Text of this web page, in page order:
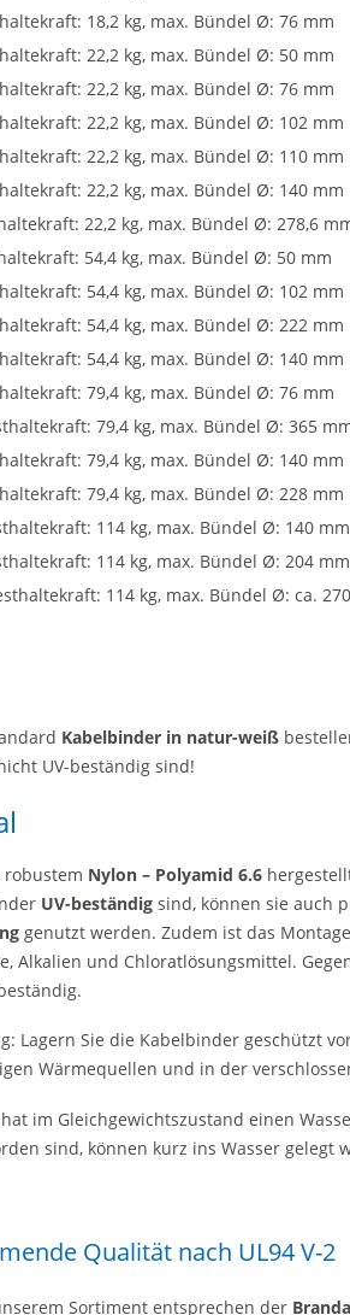
18,2 kg, max. Bündel Ø: 76 mm
22,2 kg, max. Bündel Ø: 50 mm
22,2 kg, max. Bündel Ø: 76 mm
22,2 kg, max. Bündel Ø: 102 mm
22,2 kg, max. Bündel Ø: 110 mm
22,2 kg, max. Bündel Ø: 140 mm
22,2 kg, max. Bündel Ø: 278,6
54,4 kg, max. Bündel Ø: 50 mm
54,4 kg, max. Bündel Ø: 102 mm
54,4 kg, max. Bündel Ø: 222 mm
54,4 kg, max. Bündel Ø: 140 mm
79,4 kg, max. Bündel Ø: 76 mm
79,4 kg, max. Bündel Ø: 365
79,4 kg, max. Bündel Ø: 140 mm
79,4 kg, max. Bündel Ø: 228 mm
114 kg, max. Bündel Ø: 140 mm
114 kg, max. Bündel Ø: 204 mm
114 kg, max. Bündel Ø: ca.
Kabelbinder in natur-weiß
UV-beständig sind!
robustem Nylon – Polyamid 6.6
UV-beständig sind, können sie auch
genutzt werden. Zudem ist das
Alkalien und Chloratlösungsmittel.
Lagern Sie die Kabelbinder geschützt
Wärmequellen und in der
hat im Gleichgewichtszustand einen
sind, können kurz ins Wasser gelegt
Qualität nach UL94 V-2
Sortiment entsprechen der